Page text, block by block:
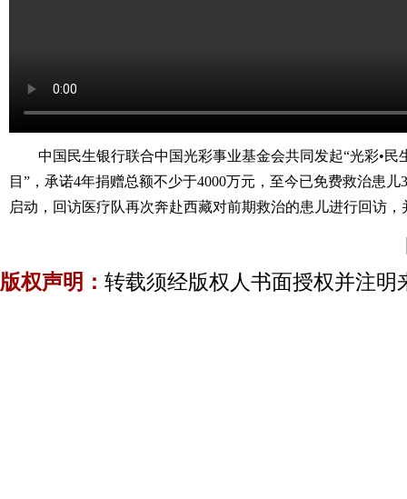
中国民生银行联合中国光彩事业基金会共同发起“光彩•民
目”，承诺4年捐赠总额不少于4000万元，至今已免费救治患儿
启动，回访医疗队再次奔赴西藏对前期救治的患儿进行回访
版权声明： 转载须经版权人书面授权并注明